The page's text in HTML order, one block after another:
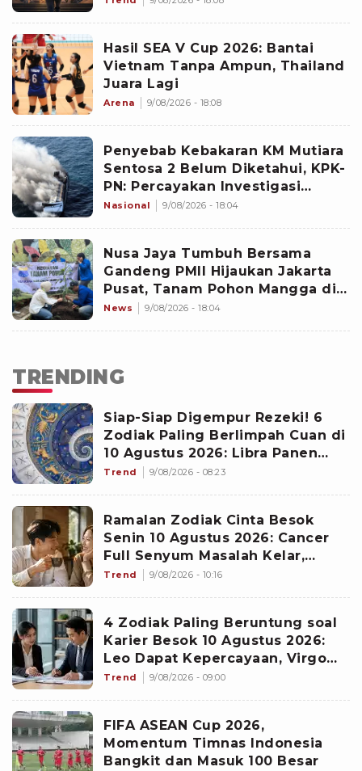
Hasil SEA V Cup 2026: Bantai
Vietnam Tanpa Ampun, Thailand
Juara Lagi
Arena 9/08/2026 - 18:08
Penyebab Kebakaran KM Mutiara
Sentosa 2 Belum Diketahui, KPK-
PN: Percayakan Investigasi
kepada KNKT
Nasional 9/08/2026 - 18:04
Nusa Jaya Tumbuh Bersama
Gandeng PMII Hijaukan Jakarta
Pusat, Tanam Pohon Mangga di
Mangga Dua
News 9/08/2026 - 18:04
TRENDING
Siap-Siap Digempur Rezeki! 6
Zodiak Paling Berlimpah Cuan di
10 Agustus 2026: Libra Panen
Proyek Emas
Trend 9/08/2026 - 08:23
Ramalan Zodiak Cinta Besok
Senin 10 Agustus 2026: Cancer
Full Senyum Masalah Kelar,
Scorpio Awas Terprovokasi
Trend 9/08/2026 - 10:16
4 Zodiak Paling Beruntung soal
Karier Besok 10 Agustus 2026:
Leo Dapat Kepercayaan, Virgo
Makin Diperhitungkan
Trend 9/08/2026 - 09:00
FIFA ASEAN Cup 2026,
Momentum Timnas Indonesia
Bangkit dan Masuk 100 Besar